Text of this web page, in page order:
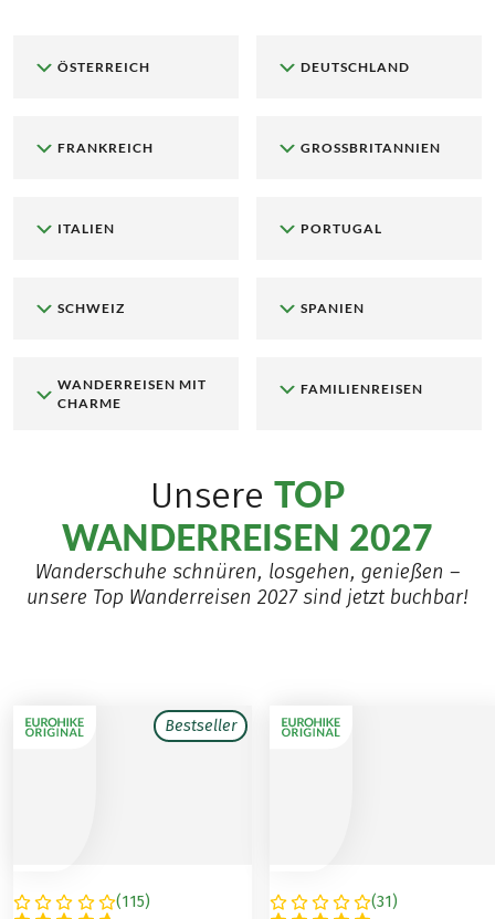
ÖSTERREICH DEUTSCHLAND
FRANKREICH GROSSBRITANNIEN
ITALIEN PORTUGAL
SCHWEIZ SPANIEN
WANDERREISEN MIT
CHARME
FAMILIENREISEN
Unsere TOP
WANDERREISEN 2027
Wanderschuhe schnüren, losgehen, genießen –
unsere Top Wanderreisen 2027 sind jetzt buchbar!
Bestseller
(115)
ITALIEN (31)
PORTUGAL